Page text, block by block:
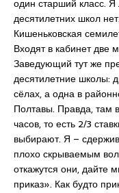
один старший класс.
десятилетних школ
Кишеньковская
Входят в кабинет две
Заведующий тут же
десятилетние школы:
сёлах, а одна в
Полтавы. Правда, там
часов, то есть 2/3
выбирают. Я –
плохо скрываемым
откажутся они, дайте
приказ». Как будто